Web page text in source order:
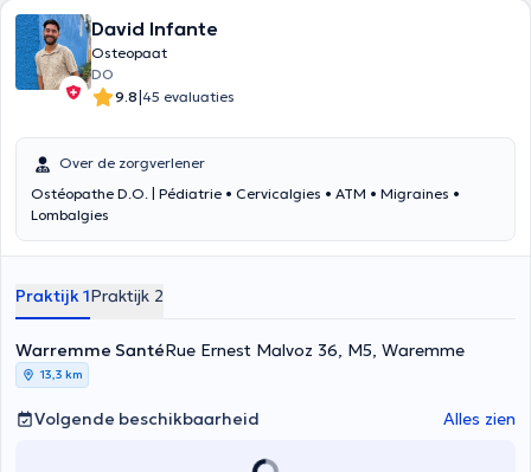
David Infante
Osteopaat
DO
9.8|45 evaluaties
Over de zorgverlener
Ostéopathe D.O. | Pédiatrie • Cervicalgies • ATM • Migraines •
Lombalgies
Praktijk 1Praktijk 2
Warremme SantéRue Ernest Malvoz 36, M5, Waremme
13,3 km
Volgende beschikbaarheid Alles zien